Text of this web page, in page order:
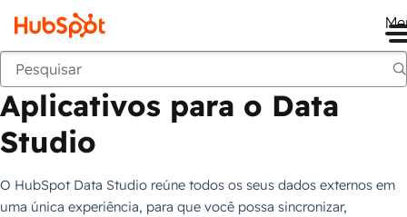
Marketplace Coleções
Aplicativos para o Data
Studio
O HubSpot Data Studio reúne todos os seus dados externos em
uma única experiência, para que você possa sincronizar,